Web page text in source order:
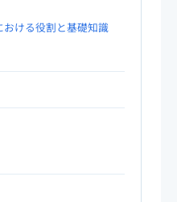
ける役割と基礎知識